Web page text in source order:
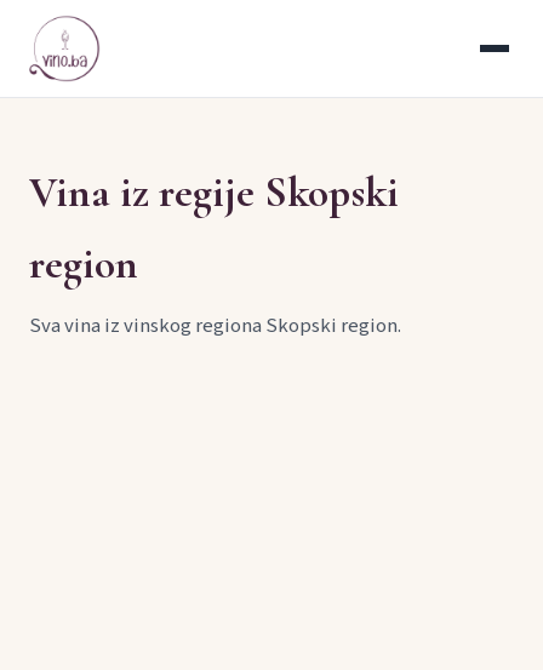
Vina iz regije Skopski
region
Sva vina iz vinskog regiona Skopski region.